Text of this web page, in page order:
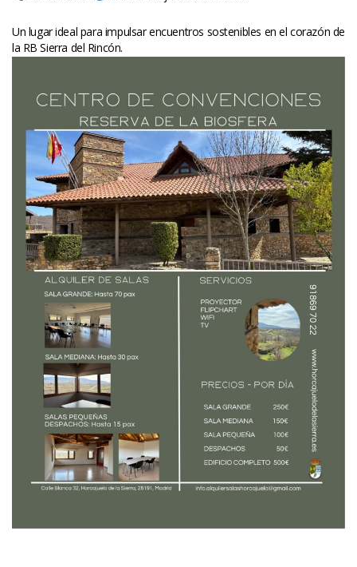
Un lugar ideal para impulsar encuentros sostenibles en el corazón de
la RB Sierra del Rincón.